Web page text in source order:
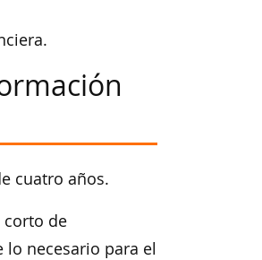
cuatro años.
corto de
lo necesario para el